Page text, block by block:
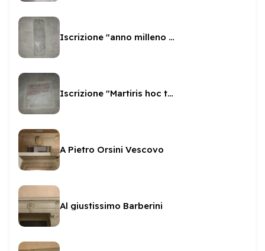
Iscrizione "anno milleno sexto"
Iscrizione "Martiris hoc templum"
A Pietro Orsini Vescovo
Al giustissimo Barberini